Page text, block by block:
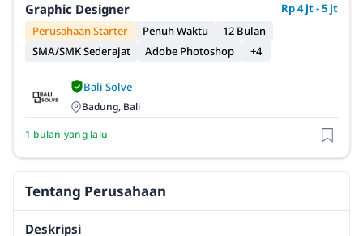
Graphic Designer
Rp 4 jt - 5 jt
Perusahaan Starter
Penuh Waktu
12 Bulan
SMA/SMK Sederajat
Adobe Photoshop +4
Bali Solve
Badung, Bali
1 bulan yang lalu
Tentang Perusahaan
Deskripsi